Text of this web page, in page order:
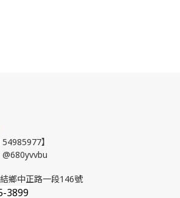
】
鄉中正路一段146號
3899